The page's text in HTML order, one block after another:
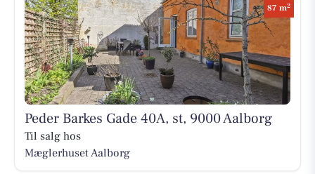
87 m2
Peder Barkes Gade 40A, st, 9000 Aalborg
Til salg hos
Mæglerhuset Aalborg